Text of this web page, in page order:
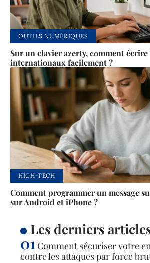
OUTILS NUMÉRIQUES
Sur un clavier azerty, comment écrire
internationaux facilement ?
HIGH-TECH
Comment programmer un message
sur Android et iPhone ?
Les derniers
Comment sécuriser votre
contre les attaques par force